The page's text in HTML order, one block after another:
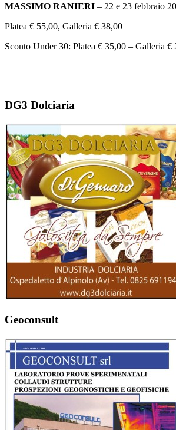
MASSIMO RANIERI – 22 e 23 febbraio
Platea € 55,00, Galleria € 38,00
Sconto Under 30: Platea € 35,00 – Galleria €
DG3 Dolciaria
Geoconsult